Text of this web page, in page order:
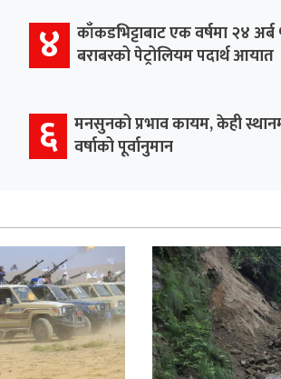
४
काँकडभिट्टाबाट एक वर्षमा २४
बराबरको पेट्रोलियम पदार्थ आयात
६ मनसुनको प्रभाव कायम, केही
वर्षाको पूर्वानुमान